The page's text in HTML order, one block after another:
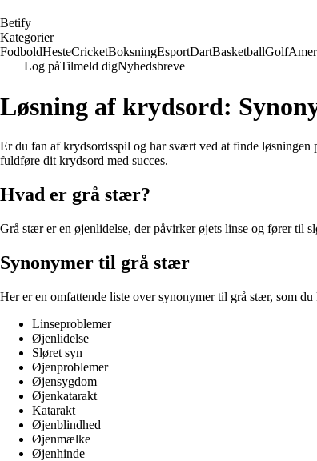
Betify
Kategorier
FodboldHesteCricketBoksningEsportDartBasketballGolf
Log påTilmeld digNyhedsbreve
Løsning af krydsord:
Er du fan af krydsordsspil og har svært ved at finde
fuldføre dit krydsord med succes.
Hvad er grå stær?
Grå stær er en øjenlidelse, der påvirker øjets linse og fører til
Synonymer til grå stær
Her er en omfattende liste over synonymer til grå stær, som
Linseproblemer
Øjenlidelse
Sløret syn
Øjenproblemer
Øjensygdom
Øjenkatarakt
Katarakt
Øjenblindhed
Øjenmælke
Øjenhinde